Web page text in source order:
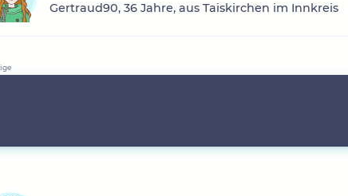
Gertraud90, 36 Jahre, aus Taiskirchen im Innkreis